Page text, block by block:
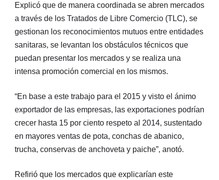
Explicó que de manera coordinada se abren mercados
a través de los Tratados de Libre Comercio (TLC), se
gestionan los reconocimientos mutuos entre entidades
sanitaras, se levantan los obstáculos técnicos que
puedan presentar los mercados y se realiza una
intensa promoción comercial en los mismos.
“En base a este trabajo para el 2015 y visto el ánimo
exportador de las empresas, las exportaciones podrían
crecer hasta 15 por ciento respeto al 2014, sustentado
en mayores ventas de pota, conchas de abanico,
trucha, conservas de anchoveta y paiche”, anotó.
Refirió que los mercados que explicarían este